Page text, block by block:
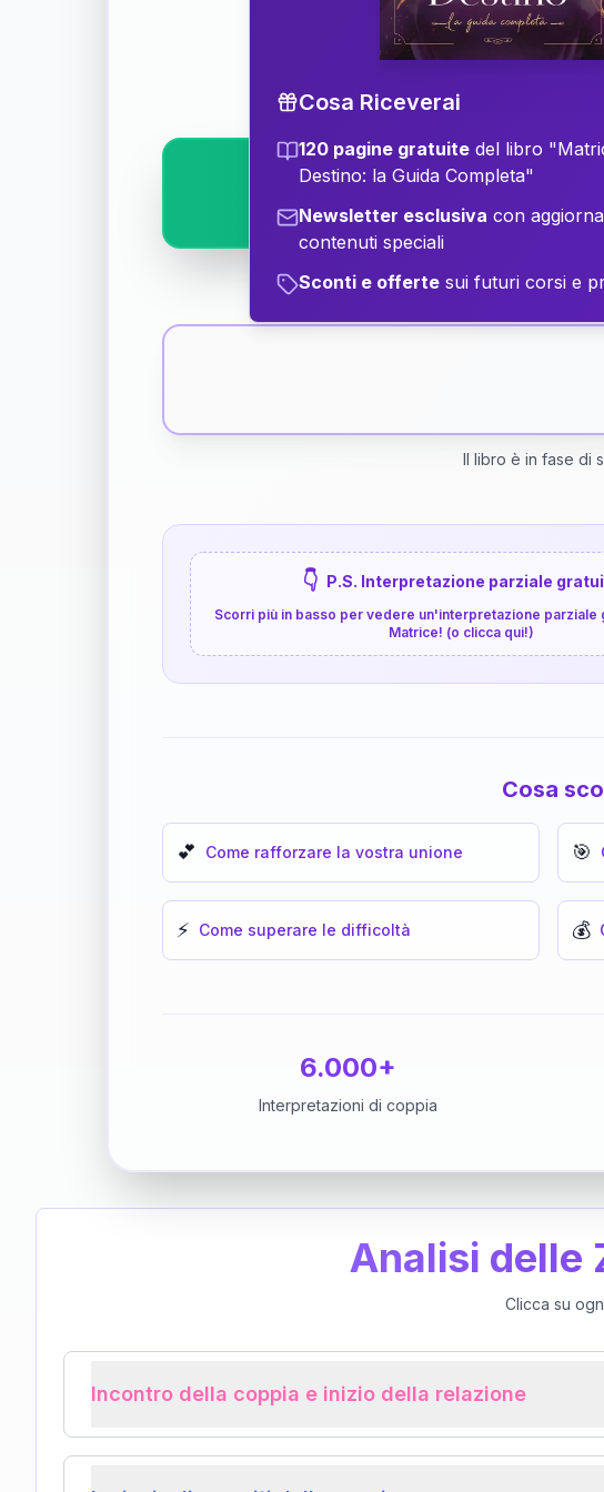
Scopri il significato della
Il libro è in fase di
👇 P.S. Interpretazione parziale
Scorri più in basso per vedere un'interpretazione parziale
Matrice! (o clicca qui!)
Cosa
💕 Come rafforzare la vostra unione 🎯
⚡ Come superare le difficoltà 💰
6.000+
Interpretazioni di coppia
Analisi delle
Clicca su
Incontro della coppia e inizio della relazione
Cosa Riceverai
120 pagine gratuite del libro
Destino: la Guida Completa"
Newsletter esclusiva con
contenuti speciali
Sconti e offerte sui futuri corsi e